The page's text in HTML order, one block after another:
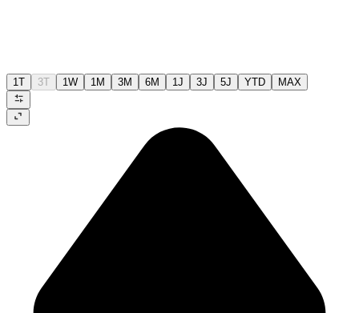
1T 3T 1W 1M 3M 6M 1J 3J 5J YTD MAX